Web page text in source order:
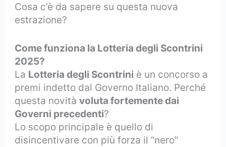
Cosa c’è da sapere su questa nuova
estrazione?
Come funziona la Lotteria degli Scontrini
2025?
La Lotteria degli Scontrini è un concorso a
premi indetto dal Governo Italiano. Perché
questa novitàvoluta fortemente dai
Governi precedenti?
Lo scopo principale è quello di
disincentivare con più forza il “nero”